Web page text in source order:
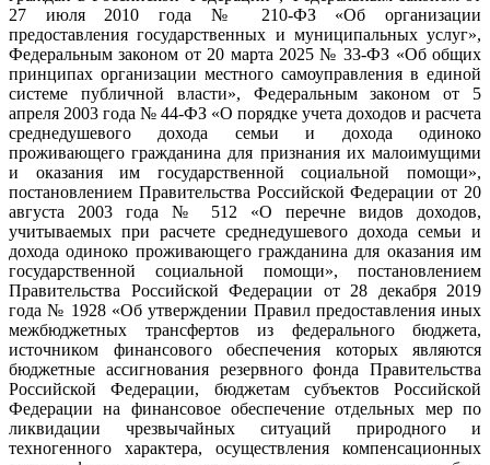
27 июля 2010 года № 210-ФЗ «Об организации
предоставления государственных и муниципальных услуг»,
Федеральным законом от 20 марта 2025 № 33-ФЗ «Об общих
принципах организации местного самоуправления в единой
системе публичной власти», Федеральным законом от 5
апреля 2003 года № 44-ФЗ «О порядке учета доходов и расчета
среднедушевого дохода семьи и дохода одиноко
проживающего гражданина для признания их малоимущими
и оказания им государственной социальной помощи»,
постановлением Правительства Российской Федерации от 20
августа 2003 года № 512 «О перечне видов доходов,
учитываемых при расчете среднедушевого дохода семьи и
дохода одиноко проживающего гражданина для оказания им
государственной социальной помощи», постановлением
Правительства Российской Федерации от 28 декабря 2019
года № 1928 «Об утверждении Правил предоставления иных
межбюджетных трансфертов из федерального бюджета,
источником финансового обеспечения которых являются
бюджетные ассигнования резервного фонда Правительства
Российской Федерации, бюджетам субъектов Российской
Федерации на финансовое обеспечение отдельных мер по
ликвидации чрезвычайных ситуаций природного и
техногенного характера, осуществления компенсационных